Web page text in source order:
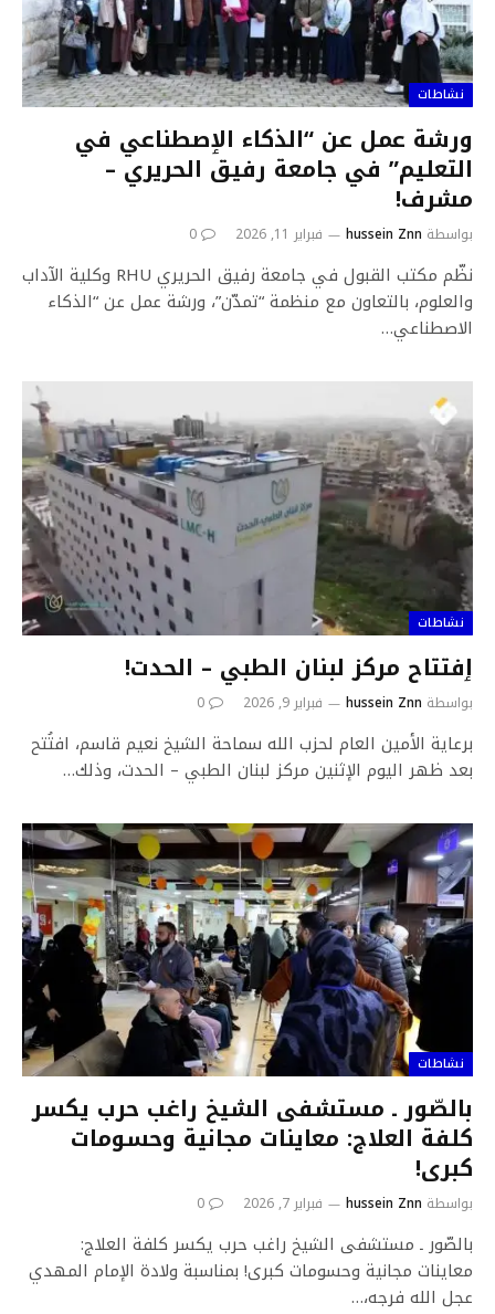
نشاطات
ورشة عمل عن “الذكاء الٳصطناعي في
التعليم” في جامعة رفيق الحريري –
مشرف!
بواسطة hussein Znn فبراير 11, 2026 0
نظّم مكتب القبول في جامعة رفيق الحريري RHU وكلية الآداب
والعلوم، بالتعاون مع منظمة “تمدّن”، ورشة عمل عن “الذكاء
الاصطناعي…
نشاطات
ٳفتتاح مركز لبنان الطبي – الحدت!
بواسطة hussein Znn فبراير 9, 2026 0
برعاية الأمين العام لحزب الله سماحة الشيخ نعيم قاسم، افتُتح
بعد ظهر اليوم الإثنين مركز لبنان الطبي – الحدت، وذلك…
نشاطات
بالصّور ـ مستشفى الشيخ راغب حرب يكسر
كلفة العلاج: معاينات مجانية وحسومات
كبرى!
بواسطة hussein Znn فبراير 7, 2026 0
بالصّور ـ مستشفى الشيخ راغب حرب يكسر كلفة العلاج:
معاينات مجانية وحسومات كبرى! بمناسبة ولادة الإمام المهدي
عجل الله فرجه،…